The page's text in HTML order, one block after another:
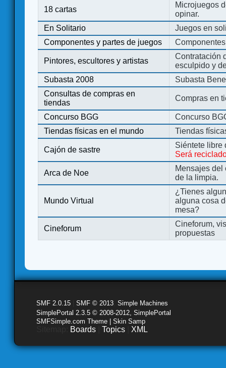
18 cartas
Microjuegos
opinar.
En Solitario
Juegos en
Componentes y partes de juegos
Pintores, escultores y artistas
Contratación
esculpido y
Subasta 2008
Subasta
Consultas de compras en
tiendas
Compras en
Concurso BGG
Concurso
Tiendas físicas en el mundo
Tiendas
Cajón de sastre
Siéntete libre
Será
Arca de Noe
Mensajes del
de la limpia.
Mundo Virtual
¿Tienes
alguna cosa
mesa?
Cineforum
Cineforum,
propuestas
SMF 2.0.15 SMF © 2013 Simple Machines
SimplePortal 2.3.5 © 2008-2012, SimplePortal
SMFSimple.com Theme | Skin Samp
Boards Topics XML